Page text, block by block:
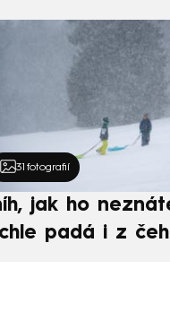
31 fotografií
jak ho
padá i z